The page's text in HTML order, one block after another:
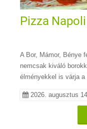
Pizza
A Bor, Mámor, Bénye
nemcsak kiváló
élményekkel is várja a
2026. augusztus